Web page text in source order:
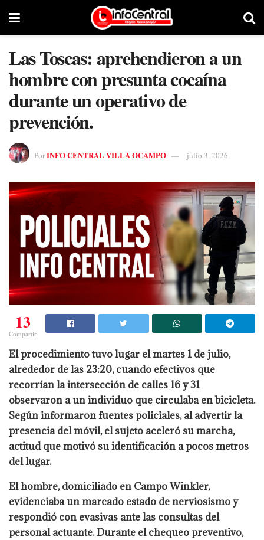
Las Toscas: aprehendieron a un
hombre con presunta cocaína
durante un operativo de
prevención.
PorINFO CENTRAL VILLA OCAMPO julio 3, 2026
13
Compartir
El procedimiento tuvo lugar el martes 1 de julio,
alrededor de las 23:20, cuando efectivos que
recorrían la intersección de calles 16 y 31
observaron a un individuo que circulaba en bicicleta.
Según informaron fuentes policiales, al advertir la
presencia del móvil, el sujeto aceleró su marcha,
actitud que motivó su identificación a pocos metros
del lugar.
El hombre, domiciliado en Campo Winkler,
evidenciaba un marcado estado de nerviosismo y
respondió con evasivas ante las consultas del
personal actuante. Durante el chequeo preventivo,